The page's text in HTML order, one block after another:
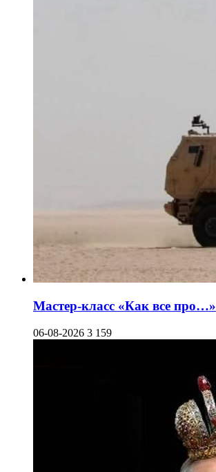
Мастер-класс «Как все про…»
06-08-2026 3 159